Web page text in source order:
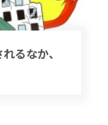
るなか、